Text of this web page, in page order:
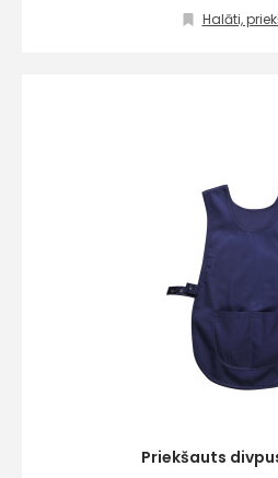
Halāti,
Priekšauts
pēc
+